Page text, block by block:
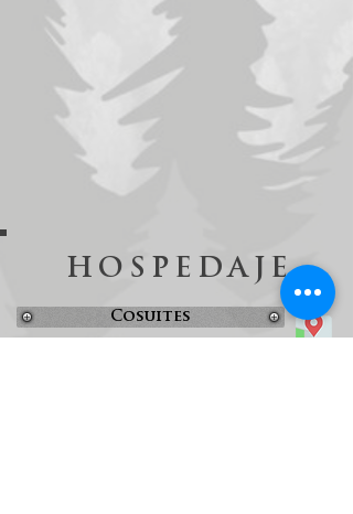
HOSPEDAJE
Cosuites